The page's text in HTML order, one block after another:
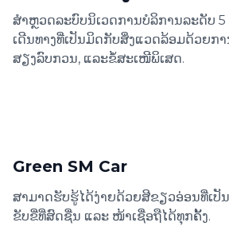
ສຳຫຼວດລະບົບນິເວດການບໍລິການລະດັບ 5
ເດີນທາງທີ່ເປັນມິດກັບສິ່ງແວດລ້ອມດ້ວຍກ
ສຽງລົບກວນ, ແລະຂໍ້ສະເໜີພິເສດ.
Green SM Car
ສາມາດຮັບຮູ້ໄດ້ງ່າຍດ້ວຍສີຂຽວອ່ອນທີ່ເປັ
ຂັບຂີ່ທີ່ສົດຊື່ນ ແລະ ໜ້າເຊື່ອຖືໄດ້ທຸກຄັ້ງ.